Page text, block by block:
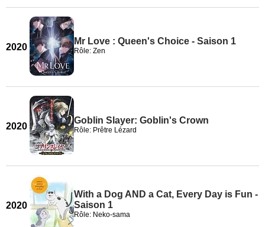
2020
Mr Love : Queen's Choice - Saison 1
Rôle: Zen
2020
Goblin Slayer: Goblin's Crown
Rôle: Prêtre Lézard
2020
With a Dog AND a Cat, Every Day is Fun -
Saison 1
Rôle: Neko-sama